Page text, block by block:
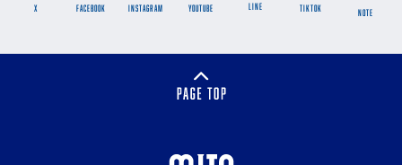
X FACEBOOK INSTAGRAM YOUTUBE LINE TikTok NOTE